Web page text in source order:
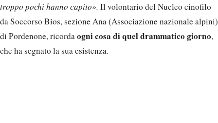
troppo pochi hanno capito». Il volontario del Nucleo cinofilo
da Soccorso Bios, sezione Ana (Associazione nazionale alpini)
di Pordenone, ricordaogni cosa di quel drammatico giorno,
che ha segnato la sua esistenza.